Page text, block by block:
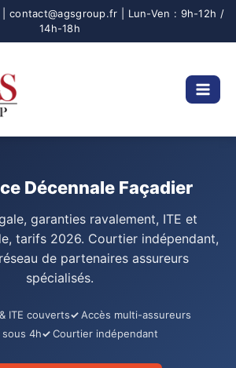
Décennale Façadier
garanties ravalement, ITE et
tarifs 2026. Courtier indépendant,
de partenaires assureurs
spécialisés.
ITE couverts
Accès multi-assureurs
sous 4h
Courtier indépendant